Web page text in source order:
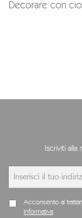
Decorare con
Iscriviti
Acconsento al
Informativa